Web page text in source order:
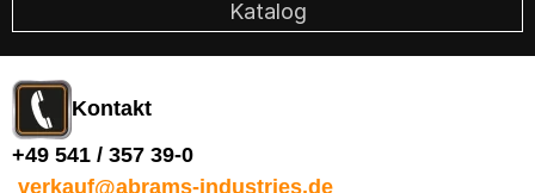
Katalog
Kontakt
+49 541 / 357 39-0
verkauf@abrams-industries.de